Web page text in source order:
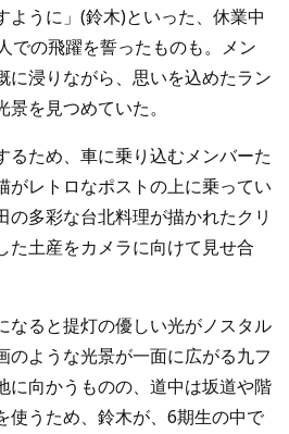
ように」(鈴木)といった、休業中
での飛躍を誓ったものも。メン
に浸りながら、思いを込めたラン
を見つめていた。
るため、車に乗り込むメンバーた
がレトロなポストの上に乗ってい
の多彩な台北料理が描かれたクリ
た土産をカメラに向けて見せ合
なると提灯の優しい光がノスタル
のような光景が一面に広がる九フ
に向かうものの、道中は坂道や階
使うため、鈴木が、6期生の中で